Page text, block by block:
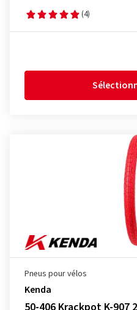
(4)
Pneus pour vélos
Kenda